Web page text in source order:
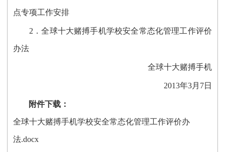
点专项工作安排
2．全球十大赌搏手机学校安全常态化管理工作评价
办法
全球十大赌搏手机
2013年3月7日
附件下载：
全球十大赌搏手机学校安全常态化管理工作评价办
法.docx